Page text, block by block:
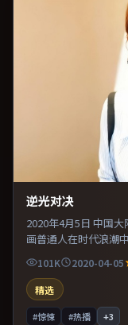
逆光对决
2020年4月5日 中国
画普通人在时代浪潮
头与特写交替强化压
与构图。
101K 2020-04-05
精选
#惊悚 #热播 +3